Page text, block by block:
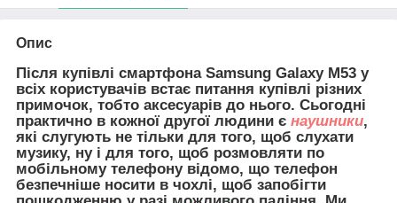
Опис
Після купівлі смартфона Samsung Galaxy M53 у
всіх користувачів встає питання купівлі різних
примочок, тобто аксесуарів до нього. Сьогодні
практично в кожної другої людини є наушники,
які слугують не тільки для того, щоб слухати
музику, ну і для того, щоб розмовляти по
мобільному телефону відомо, що телефон
безпечніше носити в чохлі, щоб запобігти